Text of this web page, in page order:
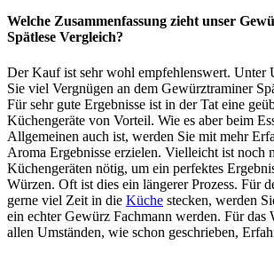
Welche Zusammenfassung zieht unser
Spätlese Vergleich?
Der Kauf ist sehr wohl empfehlenswert. Unter
Sie viel Vergnügen an dem Gewürztraminer
Für sehr gute Ergebnisse ist in der Tat eine
Küchengeräte von Vorteil. Wie es aber beim
Allgemeinen auch ist, werden Sie mit mehr
Aroma Ergebnisse erzielen. Vielleicht ist noch
Küchengeräten nötig, um ein perfektes
Würzen. Oft ist dies ein längerer Prozess. Für
gerne viel Zeit in die Küche stecken, werden
ein echter Gewürz Fachmann werden. Für das
allen Umständen, wie schon geschrieben,